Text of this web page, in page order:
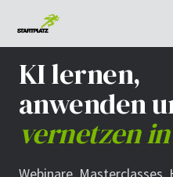
KI lernen,
anwenden
vernetzen